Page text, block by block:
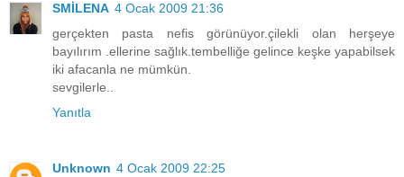
SMİLENA 4 Ocak 2009 21:36
gerçekten pasta nefis görünüyor.çilekli olan herşeye
bayılırım .ellerine sağlık.tembelliğe gelince keşke yapabilsek
iki afacanla ne mümkün.
sevgilerle..
Yanıtla
Unknown 4 Ocak 2009 22:25